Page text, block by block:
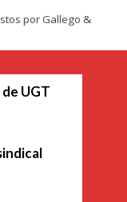
por Gallego &
UGT